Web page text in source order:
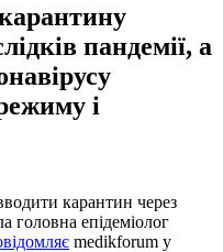
пандемії, а
і
карантин через
головна епідеміолог
medikforum у